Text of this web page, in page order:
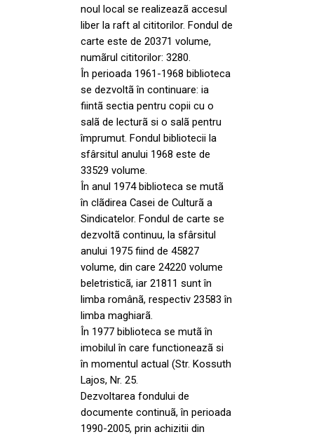
noul local se realizeazã accesul
liber la raft al cititorilor. Fondul de
carte este de 20371 volume,
numãrul cititorilor: 3280.
În perioada 1961-1968 biblioteca
se dezvoltã în continuare: ia
fiintã sectia pentru copii cu o
salã de lecturã si o salã pentru
împrumut. Fondul bibliotecii la
sfârsitul anului 1968 este de
33529 volume.
În anul 1974 biblioteca se mutã
în clãdirea Casei de Culturã a
Sindicatelor. Fondul de carte se
dezvoltã continuu, la sfârsitul
anului 1975 fiind de 45827
volume, din care 24220 volume
beletristicã, iar 21811 sunt în
limba românã, respectiv 23583 în
limba maghiarã.
În 1977 biblioteca se mutã în
imobilul în care functioneazã si
în momentul actual (Str. Kossuth
Lajos, Nr. 25.
Dezvoltarea fondului de
documente continuã, în perioada
1990-2005, prin achizitii din